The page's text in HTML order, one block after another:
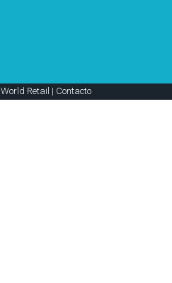
Retail | Contacto